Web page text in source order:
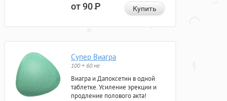
от 90Р Купить
Супер Виагра
100 + 60 мг
Виагра и Дапоксетин в одной
таблетке. Усиление эрекции и
продление полового акта!